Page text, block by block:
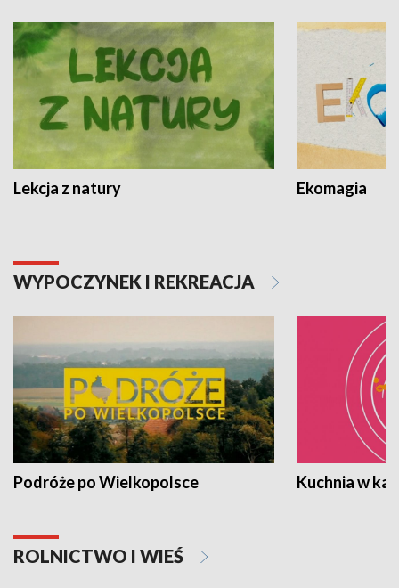
Lekcja z natury Ekomagia
WYPOCZYNEK I REKREACJA
Podróże po Wielkopolsce Kuchnia w
ROLNICTWO I WIEŚ